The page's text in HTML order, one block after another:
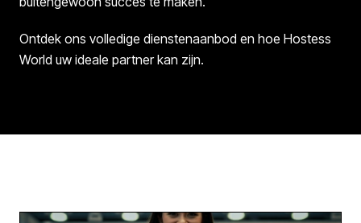
Ontdek ons volledige dienstenaanbod en hoe Hostess
World uw ideale partner kan zijn.